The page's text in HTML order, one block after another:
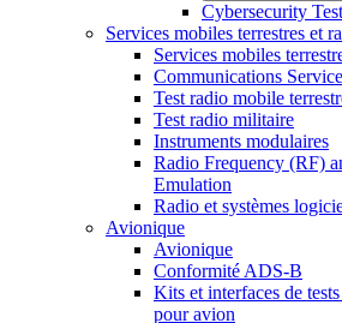
Cybersecurity
Services mobiles terrestres et
Services mobiles
Communications
Test radio mobile
Test radio militaire
Instruments modulaires
Radio Frequency (RF)
Emulation
Radio et systèmes
Avionique
Avionique
Conformité ADS-B
Kits et interfaces de
pour avion